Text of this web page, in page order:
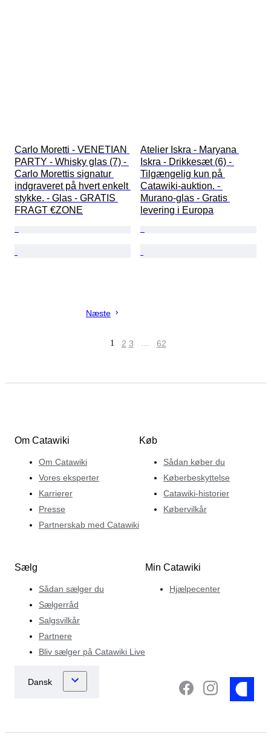
Carlo Moretti - VENETIAN
PARTY - Whisky glas (7) -
Carlo Morettis signatur
indgraveret på hvert enkelt
stykke. - Glas - GRATIS
FRAGT €ZONE
Atelier Iskra - Maryana
Iskra - Drikkesæt (6) -
Tilgængelig kun på
Catawiki-auktion. -
Murano-glas - Gratis
levering i Europa
Næste
1 2 3 … 62
Om Catawiki
Om Catawiki
Vores eksperter
Karrierer
Presse
Partnerskab med Catawiki
Køb
Sådan køber du
Køberbeskyttelse
Catawiki-historier
Købervilkår
Sælg
Sådan sælger du
Sælgerråd
Salgsvilkår
Partnere
Bliv sælger på Catawiki Live
Min Catawiki
Hjælpecenter